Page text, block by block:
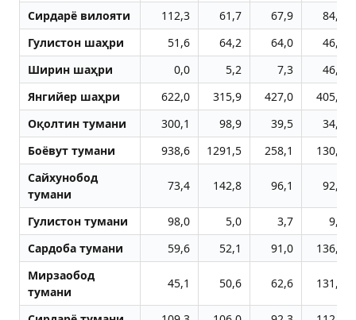
Сирдарё вилояти
112,3 61,7 67,9
84,8
Гулистон шаҳри
51,6 64,2 64,0
46,3
Ширин шаҳри
0,0 5,2 7,3
46,2
Янгийер шаҳри
622,0 315,9 427,0
405,9
Оқолтин тумани
300,1 98,9 39,5
34,9
Боёвут тумани
938,6 1291,5 258,1
130,1
Сайхунобод
тумани
73,4 142,8 96,1 92,9
Гулистон тумани 98,0 5,0 3,7
9,6
Сардоба тумани
59,6 52,1 91,0
136,3
Мирзаобод
тумани
45,1 50,6 62,6 131,8